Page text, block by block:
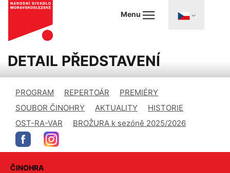
Menu
DETAIL PŘEDSTAVENÍ
PROGRAM REPERTOÁR
PREMIÉRY
SOUBOR ČINOHRY
AKTUALITY
HISTORIE
OST-RA-VAR
BROŽURA k sezóně 2025/2026
ČINOHRA